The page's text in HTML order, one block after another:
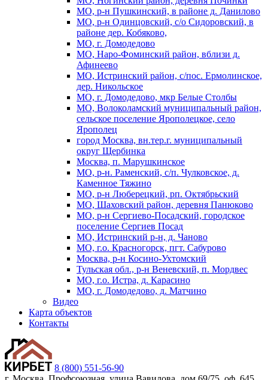
МО, р-н Пушкинский, в районе д. Данилово
МО, р-н Одинцовский, с/о Сидоровский, в
районе дер. Кобяково,
МО, г. Домодедово
МО, Наро-Фоминский район, вблизи д.
Афинеево
МО, Истринский район, с/пос. Ермолинское,
дер. Никольское
МО, г. Домодедово, мкр Белые Столбы
МО, Волоколамский муниципальный район,
сельское поселение Ярополецкое, село
Ярополец
город Москва, вн.тер.г. муниципальный
округ Щербинка
Москва, п. Марушкинское
МО, р-н. Раменский, с/п. Чулковское, д.
Каменное Тяжино
МО, р-н Люберецкий, рп. Октябрьский
МО, Шаховский район, деревня Панюково
МО, р-н Сергиево-Посадский, городское
поселение Сергиев Посад
МО, Истринский р-н, д. Чаново
МО, г.о. Красногорск, пгт. Сабурово
Москва, р-н Косино-Ухтомский
Тульская обл., р-н Веневский, п. Мордвес
МО, г.о. Истра, д. Карасино
МО, г. Домодедово, д. Матчино
Видео
Карта объектов
Контакты
8 (800) 551-56-90